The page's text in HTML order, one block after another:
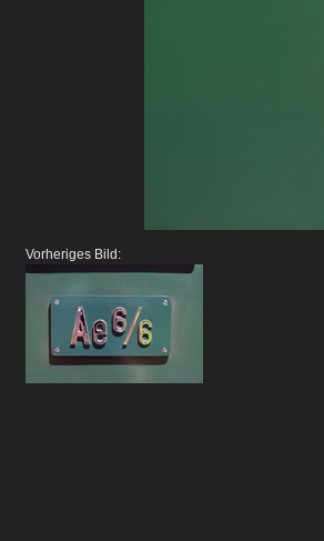
Vorheriges Bild: